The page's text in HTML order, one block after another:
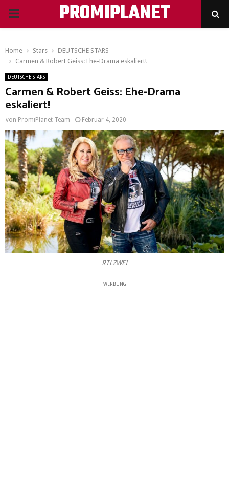
PRIMARY
PROMIPLANET
Home Stars
DEUTSCHE STARS
Carmen & Robert Geiss: Ehe-Drama eskaliert!
DEUTSCHE STARS
Carmen & Robert Geiss: Ehe-Drama
eskaliert!
von PromiPlanet Team Februar 4, 2020
RTLZWEI
WERBUNG